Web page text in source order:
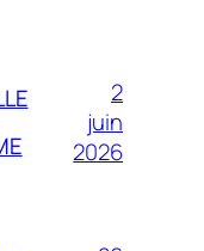
2
juin
2026